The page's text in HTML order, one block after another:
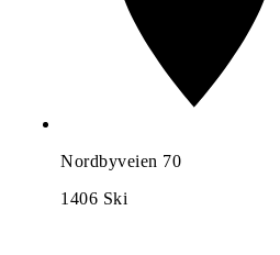
Nordbyveien 70
1406 Ski